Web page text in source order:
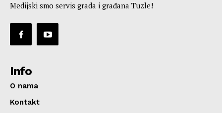
Medijski smo servis grada i građana Tuzle!
Info
O nama
Kontakt